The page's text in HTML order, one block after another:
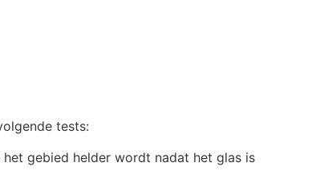
tests:
gebied helder wordt nadat het glas is